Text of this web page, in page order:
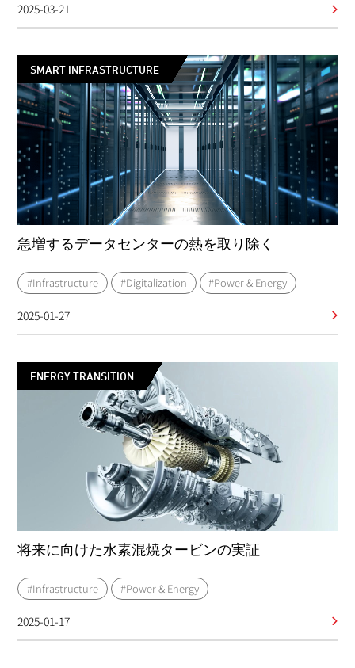
2025-03-21
SMART INFRASTRUCTURE
急増するデータセンターの熱を取り除く
#Infrastructure #Digitalization #Power & Energy
2025-01-27
ENERGY TRANSITION
将来に向けた水素混焼タービンの実証
#Infrastructure #Power & Energy
2025-01-17